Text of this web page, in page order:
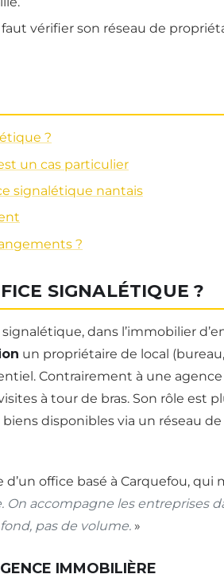
vérifier son réseau de
?
un cas particulier
signalétique nantais
?
SIGNALÉTIQUE ?
dans l’immobilier
un propriétaire de local
Contrairement à une agence
à tour de bras. Son rôle est
disponibles via un réseau
office basé à Carquefou, qui
On accompagne les entreprises
pas de volume. »
IMMOBILIÈRE